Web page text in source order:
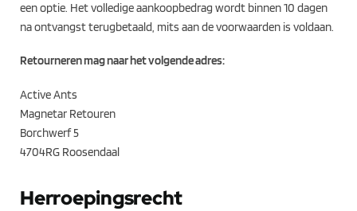
een optie. Het volledige aankoopbedrag wordt binnen 10 dagen
na ontvangst terugbetaald, mits aan de voorwaarden is voldaan.
Retourneren mag naar het volgende adres:
Active Ants
Magnetar Retouren
Borchwerf 5
4704RG Roosendaal
Herroepingsrecht